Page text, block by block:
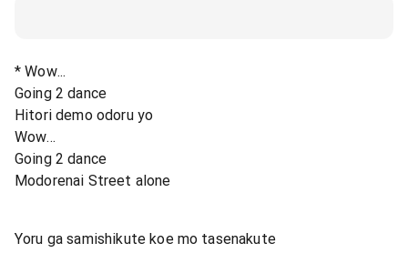
* Wow...
Going 2 dance
Hitori demo odoru yo
Wow...
Going 2 dance
Modorenai Street alone
Yoru ga samishikute koe mo tasenakute